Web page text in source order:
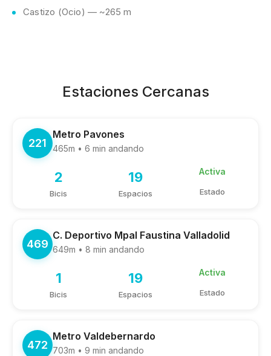
Castizo (Ocio) — ~265 m
Estaciones Cercanas
221
Metro Pavones
465m • 6 min andando
2
Bicis
19
Espacios
Activa
Estado
469
C. Deportivo Mpal Faustina Valladolid
649m • 8 min andando
1
Bicis
19
Espacios
Activa
Estado
472
Metro Valdebernardo
703m • 9 min andando